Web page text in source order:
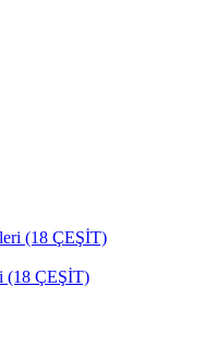
(18 ÇEŞİT)